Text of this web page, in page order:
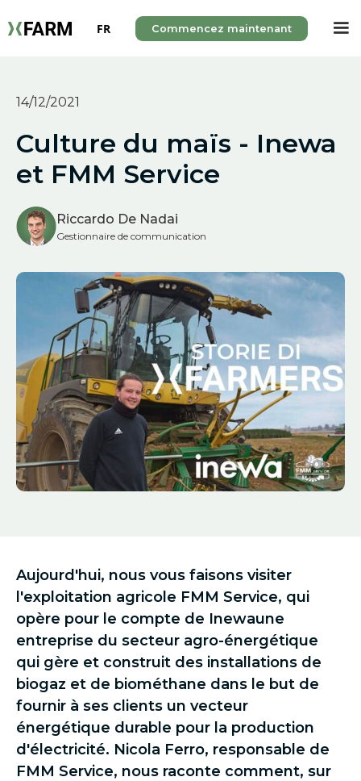
FR Commencez maintenant
14/12/2021
Culture du maïs - Inewa
et FMM Service
Riccardo De Nadai
Gestionnaire de communication
Aujourd'hui, nous vous faisons visiter
l'exploitation agricole FMM Service, qui
opère pour le compte de Inewaune
entreprise du secteur agro-énergétique
qui gère et construit des installations de
biogaz et de biométhane dans le but de
fournir à ses clients un vecteur
énergétique durable pour la production
d'électricité. Nicola Ferro, responsable de
FMM Service, nous raconte comment, sur